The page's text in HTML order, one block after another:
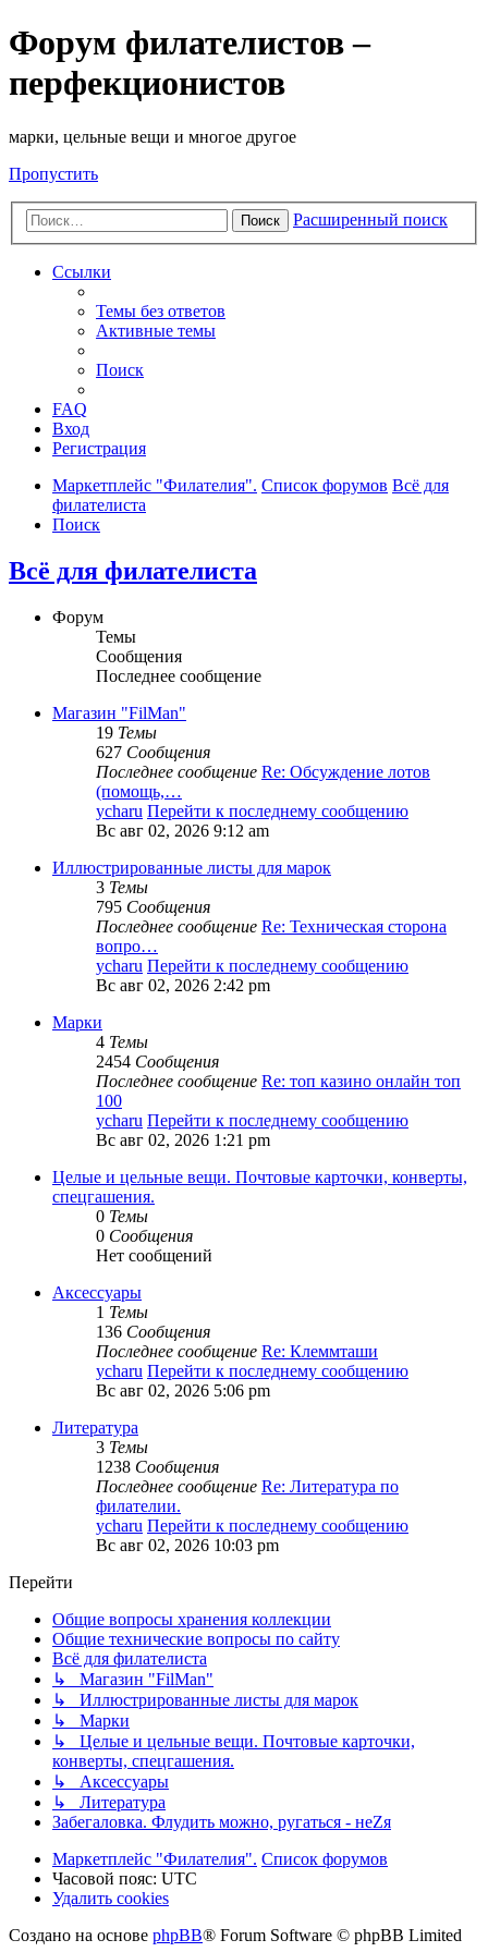
Форум филателистов –
перфекционистов
марки, цельные вещи и многое другое
Пропустить
Поиск Расширенный поиск
Ссылки
Темы без ответов
Активные темы
Поиск
FAQ
Вход
Регистрация
Маркетплейс "Филателия". Список форумов Всё для
филателиста
Поиск
Всё для филателиста
Форум
Темы
Сообщения
Последнее сообщение
Магазин "FilMan"
19 Темы
627 Сообщения
Последнее сообщение Re: Обсуждение лотов
(помощь,…
ycharu Перейти к последнему сообщению
Вс авг 02, 2026 9:12 am
Иллюстрированные листы для марок
3 Темы
795 Сообщения
Последнее сообщение Re: Техническая сторона
вопро…
ycharu Перейти к последнему сообщению
Вс авг 02, 2026 2:42 pm
Марки
4 Темы
2454 Сообщения
Последнее сообщение Re: топ казино онлайн топ
100
ycharu Перейти к последнему сообщению
Вс авг 02, 2026 1:21 pm
Целые и цельные вещи. Почтовые карточки, конверты,
спецгашения.
0 Темы
0 Сообщения
Нет сообщений
Аксессуары
1 Темы
136 Сообщения
Последнее сообщение Re: Клеммташи
ycharu Перейти к последнему сообщению
Вс авг 02, 2026 5:06 pm
Литература
3 Темы
1238 Сообщения
Последнее сообщение Re: Литература по
филателии.
ycharu Перейти к последнему сообщению
Вс авг 02, 2026 10:03 pm
Перейти
Общие вопросы хранения коллекции
Общие технические вопросы по сайту
Всё для филателиста
↳ Магазин "FilMan"
↳ Иллюстрированные листы для марок
↳ Марки
↳ Целые и цельные вещи. Почтовые карточки,
конверты, спецгашения.
↳ Аксессуары
↳ Литература
Забегаловка. Флудить можно, ругаться - неZя
Маркетплейс "Филателия". Список форумов
Часовой пояс: UTC
Удалить cookies
Создано на основе phpBB® Forum Software © phpBB Limited